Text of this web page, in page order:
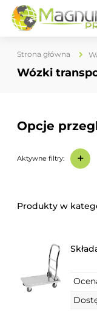
Strona główna
Wózki
Opcje
Aktywne filtry: +